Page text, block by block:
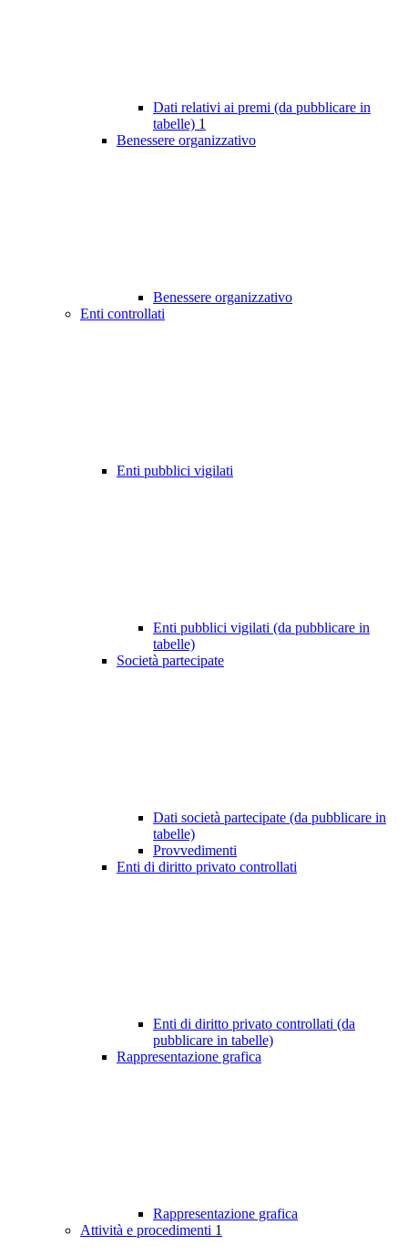
Dati relativi ai premi (da pubblicare in
tabelle) 1
Benessere organizzativo
Benessere organizzativo
Enti controllati
Enti pubblici vigilati
Enti pubblici vigilati (da pubblicare in
tabelle)
Società partecipate
Dati società partecipate (da pubblicare in
tabelle)
Provvedimenti
Enti di diritto privato controllati
Enti di diritto privato controllati (da
pubblicare in tabelle)
Rappresentazione grafica
Rappresentazione grafica
Attività e procedimenti 1